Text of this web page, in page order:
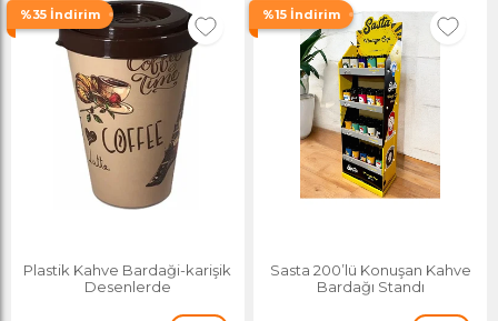
%35 İndirim
Plastik Kahve Bardaği-karişik
Desenlerde
%15 İndirim
Sasta 200’lü Konuşan Kahve
Bardağı Standı